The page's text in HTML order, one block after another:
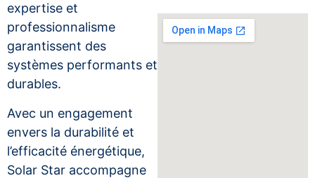
expertise et
professionnalisme
garantissent des
systèmes performants et
durables.
Avec un engagement
envers la durabilité et
l’efficacité énergétique,
Solar Star accompagne